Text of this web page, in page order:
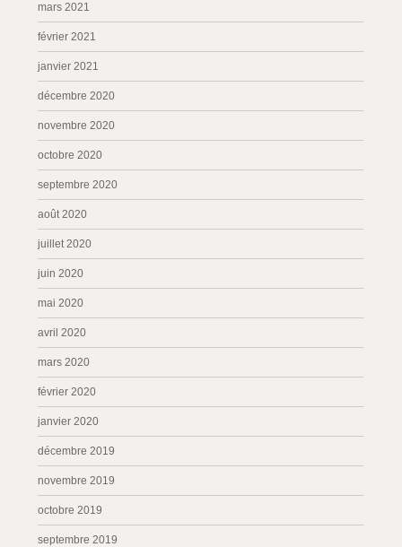
mars 2021
février 2021
janvier 2021
décembre 2020
novembre 2020
octobre 2020
septembre 2020
août 2020
juillet 2020
juin 2020
mai 2020
avril 2020
mars 2020
février 2020
janvier 2020
décembre 2019
novembre 2019
octobre 2019
septembre 2019